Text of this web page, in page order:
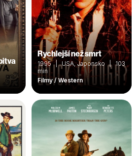
Rychlejší než smrt
1995 | USA, Japonsko | 103
min
Filmy / Western